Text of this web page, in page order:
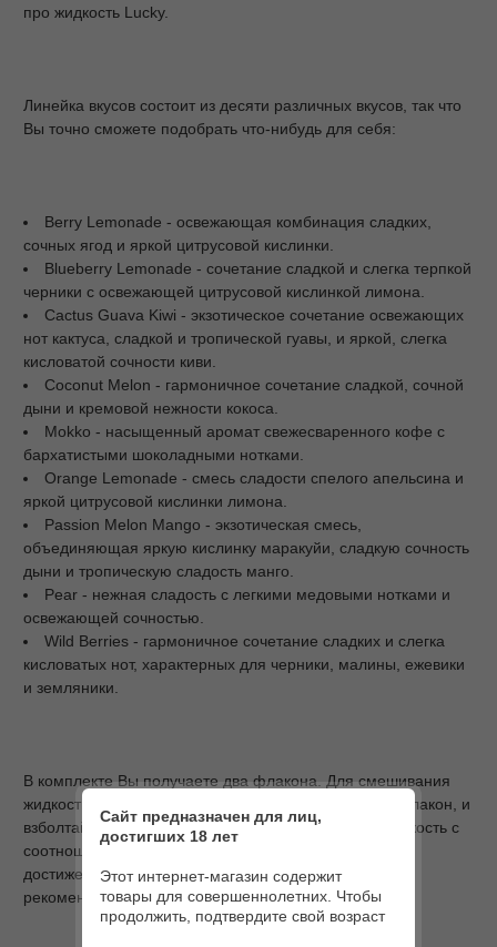
про жидкость Lucky.
Линейка вкусов состоит из десяти различных вкусов, так что
Вы точно сможете подобрать что-нибудь для себя:
Berry Lemonade - освежающая комбинация сладких,
сочных ягод и яркой цитрусовой кислинки.
Blueberry Lemonade - сочетание сладкой и слегка терпкой
черники с освежающей цитрусовой кислинкой лимона.
Cactus Guava Kiwi - экзотическое сочетание освежающих
нот кактуса, сладкой и тропической гуавы, и яркой, слегка
кисловатой сочности киви.
Coconut Melon - гармоничное сочетание сладкой, сочной
дыни и кремовой нежности кокоса.
Mokko - насыщенный аромат свежесваренного кофе с
бархатистыми шоколадными нотками.
Orange Lemonade - смесь сладости спелого апельсина и
яркой цитрусовой кислинки лимона.
Passion Melon Mango - экзотическая смесь,
объединяющая яркую кислинку маракуйи, сладкую сочность
дыни и тропическую сладость манго.
Pear - нежная сладость с легкими медовыми нотками и
освежающей сочностью.
Wild Berries - гармоничное сочетание сладких и слегка
кисловатых нот, характерных для черники, малины, ежевики
и земляники.
В комплекте Вы получаете два флакона. Для смешивания
жидкости, просто перелейте все в самый большой флакон, и
взболтайте. После смешивания у Вас получится жидкость с
соотношением PG/VG - 50/50 и объемом 30 мл. Для
достижения наилучшего результата наша команда
рекомендует настоять жидкость 48 часов.
Сайт предназначен для лиц,
достигших 18 лет
Этот интернет-магазин содержит
товары для совершеннолетних. Чтобы
продолжить, подтвердите свой возраст